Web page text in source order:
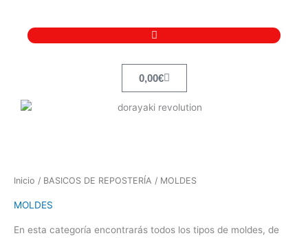
contenido
0,00€Carrito
Inicio / BASICOS DE REPOSTERÍA / MOLDES
MOLDES
En esta categoría encontrarás todos los tipos de moldes, de